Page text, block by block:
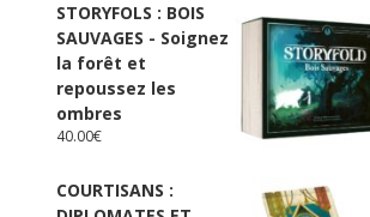
STORYFOLS : BOIS
SAUVAGES - Soignez
la forêt et
repoussez les
ombres
40.00€
COURTISANS :